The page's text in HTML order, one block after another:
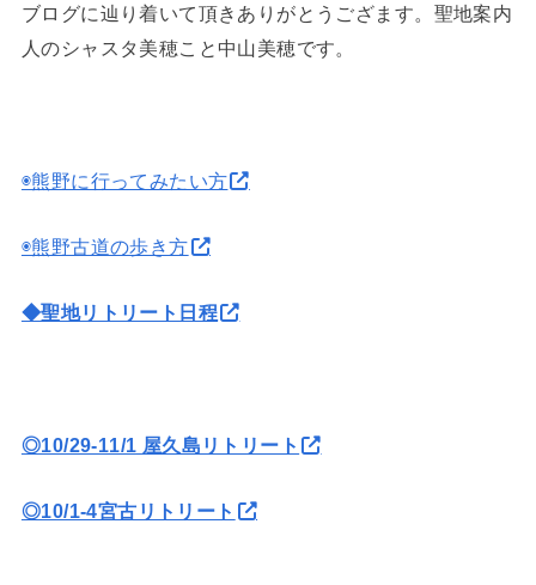
ブログに辿り着いて頂きありがとうござます。聖地案内
人のシャスタ美穂こと中山美穂です。
◉熊野に行ってみたい方
◉熊野古道の歩き方
◆聖地リトリート日程
◎10/29-11/1 屋久島リトリート
◎10/1-4宮古リトリート